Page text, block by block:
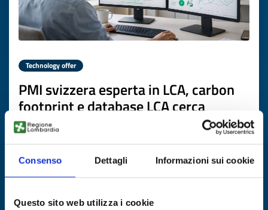
Consenso Dettagli Informazioni sui cookie
Questo sito web utilizza i cookie
Technology offer
PMI svizzera esperta in LCA, carbon
footprint e database LCA cerca
collaborazioni R&D
ID: TOCH20260302021
DISCOVER MORE →